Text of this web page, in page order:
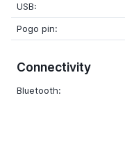
USB:
Pogo pin:
Connectivity
Bluetooth: